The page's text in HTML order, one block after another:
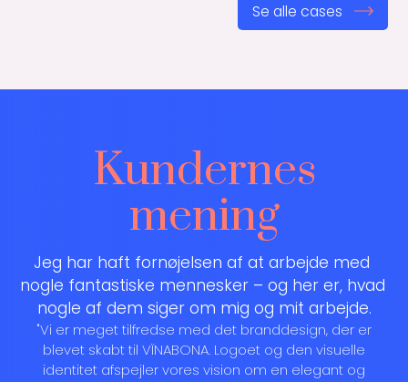
Se alle cases
Kundernes
mening
"Vi er meget tilfredse med det branddesign, der er
blevet skabt til VÏNABONA. Logoet og den visuelle
identitet afspejler vores vision om en elegant og
Jeg har haft fornøjelsen af at arbejde med
nogle fantastiske mennesker – og her er, hvad
nogle af dem siger om mig og mit arbejde.